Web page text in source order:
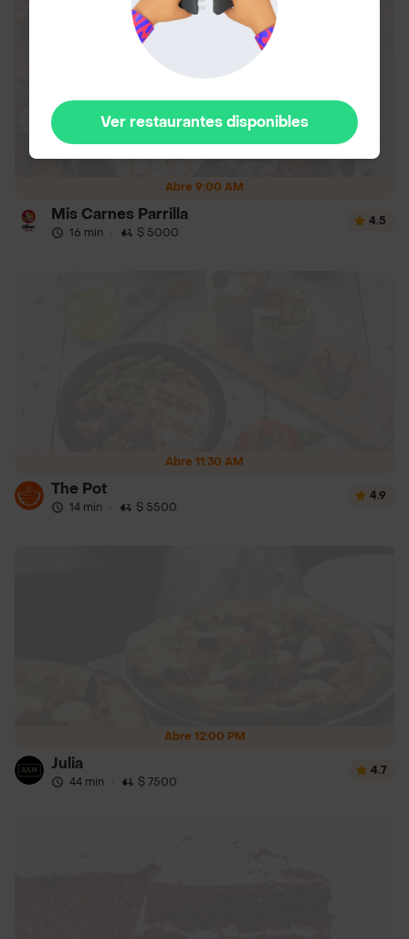
Abre 9:00 AM
Mis Carnes Parrilla
16 min · $ 5000
4.5
Abre 11:30 AM
The Pot
14 min · $ 5500
4.9
Abre 12:00 PM
Julia
44 min · $ 7500
4.7
Ver restaurantes disponibles